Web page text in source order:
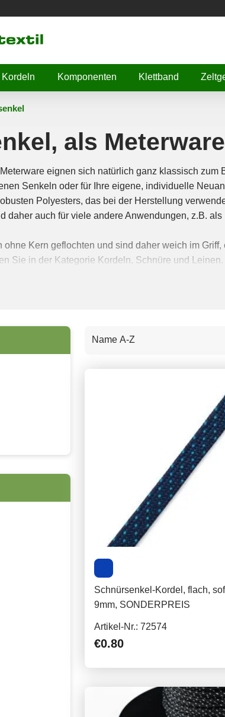
Kordeln Komponenten Klettband
als Meterware
eignen sich natürlich ganz klassisch
Senkeln oder für Ihre eigene, individuelle
Polyesters, das bei der Herstellung
daher auch für viele andere Anwendungen, z.B.
Kern geflochten und sind daher weich im
Sie in der Kategorie Kordeln, Schnüre und Leinen.
Name A-Z
Schnürsenkel-Kordel, flach,
9mm, SONDERPREIS
Artikel-Nr.: 72574
€0.80